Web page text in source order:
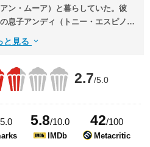
ン・ムーア）と暮らしていた。彼
息子アンディ（トニー・エスピノ
世を去ってしまう。
と見る
2.7/5.0
5.8/10.0
IMDb
42/100
Metacritic